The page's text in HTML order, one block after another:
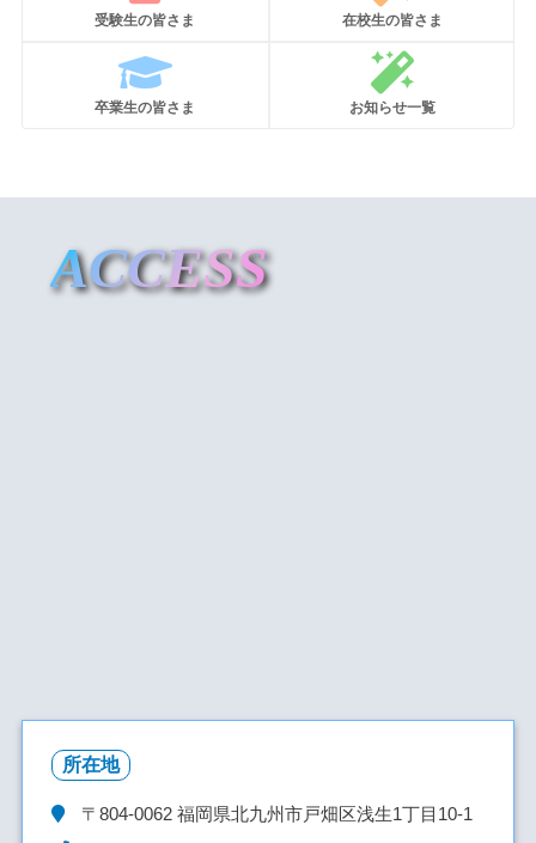
受験生の皆さま 在校生の皆さま
卒業生の皆さま お知らせ一覧
ACCESS
所在地
〒804-0062福岡県北九州市戸畑区浅生1丁目10-1